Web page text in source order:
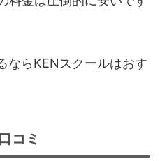
ならKENスクールはおす
コミ